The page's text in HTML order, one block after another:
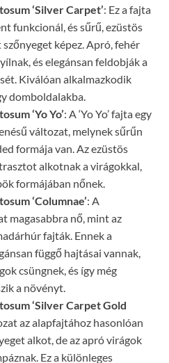
‘Silver Carpet’: Ez a fajta
funkcionál, és sűrű, ezüstös
képez. Apró, fehér
és elegánsan feldobják a
Kiválóan alkalmazkodik
domboldalakba.
‘Yo Yo’: A ‘Yo Yo’ fajta egy
változat, melynek sűrűn
formája van. Az ezüstös
alkotnak a virágokkal,
formájában nőnek.
‘Columnae’: A
magasabbra nő, mint az
fajták. Ennek a
függő hajtásai vannak,
csüngnek, és így még
a növényt.
‘Silver Carpet Gold
az alapfajtához hasonlóan
alkot, de az apró virágok
Ez a különleges